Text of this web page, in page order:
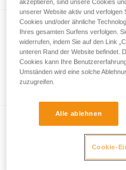
ASAP ®
Vor
akzeptieren, sind unsere Cookies
unserer Website aktiv und verfolgen
Cookies und/oder ähnliche
Ihres gesamten Surfens verfolgen.
widerrufen, indem Sie auf den Link
unteren Rand der Website befindet.
Cookies kann Ihre
Umständen wird eine solche
zuzugreifen.
Alle ablehnen
Cookie-